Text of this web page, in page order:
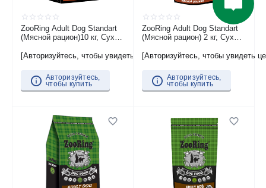
ZooRing Adult Dog Standart
(Мясной рацион)10 кг, Сухой
взрослых собак всех пород
протеина и жира
[Авторизуйтесь, чтобы увидеть цену]
Авторизуйтесь,
чтобы купить
ZooRing Adult Dog Standart
(Мясной рацион) 2 кг, Сухой
взрослых собак всех пород
протеина и жира
[Авторизуйтесь, чтобы увидеть
Авторизуйтесь,
чтобы купить